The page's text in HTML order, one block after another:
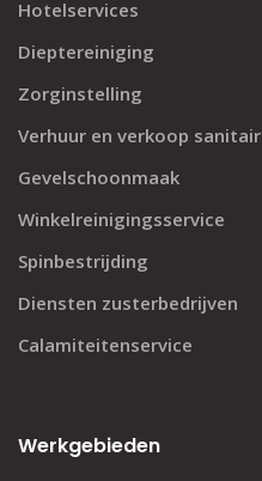
Hotelservices
Dieptereiniging
Zorginstelling
Verhuur en verkoop sanitair
Gevelschoonmaak
Winkelreinigingsservice
Spinbestrijding
Diensten zusterbedrijven
Calamiteitenservice
Werkgebieden